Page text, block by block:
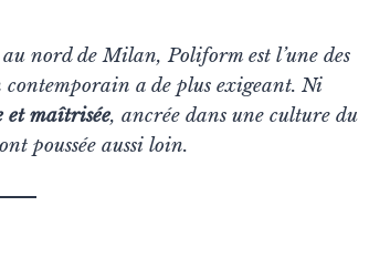
nord de Milan, Poliform est l’une des
contemporain a de plus exigeant. Ni
et maîtrisée, ancrée dans une culture du
poussée aussi loin.